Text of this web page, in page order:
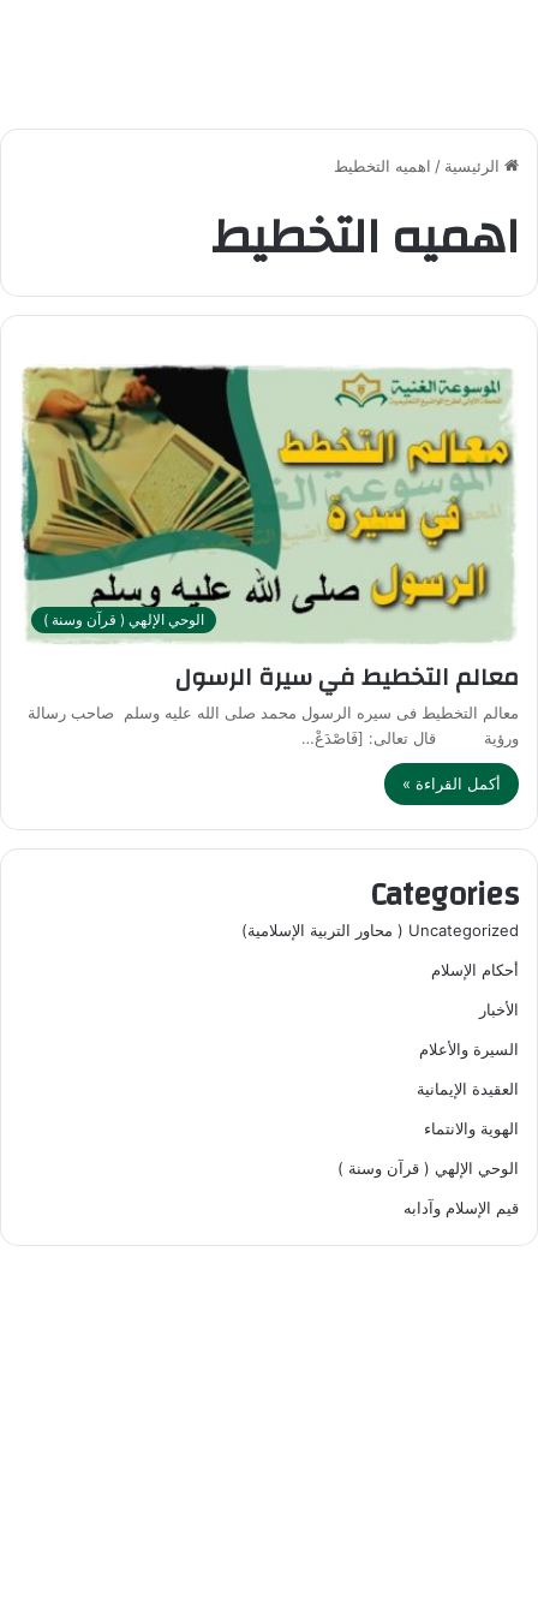
الرئيسية / اهميه التخطيط
اهميه التخطيط
الوحي الإلهي ( قرآن وسنة )
معالم التخطيط في سيرة الرسول
معالم التخطيط فى سيره الرسول محمد صلى الله عليه وسلم صاحب رسالة
ورؤية قال تعالى: [فَاصْدَعْ…
أكمل القراءة »
Categories
Uncategorized ( محاور التربية الإسلامية)
أحكام الإسلام
الأخبار
السيرة والأعلام
العقيدة الإيمانية
الهوية والانتماء
الوحي الإلهي ( قرآن وسنة )
قيم الإسلام وآدابه